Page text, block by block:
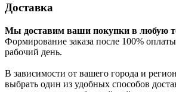
Доставка
Мы доставим ваши покупки в любую
Формирование заказа после 100%
рабочий день.
В зависимости от вашего города и
выбрать один из удобных способов